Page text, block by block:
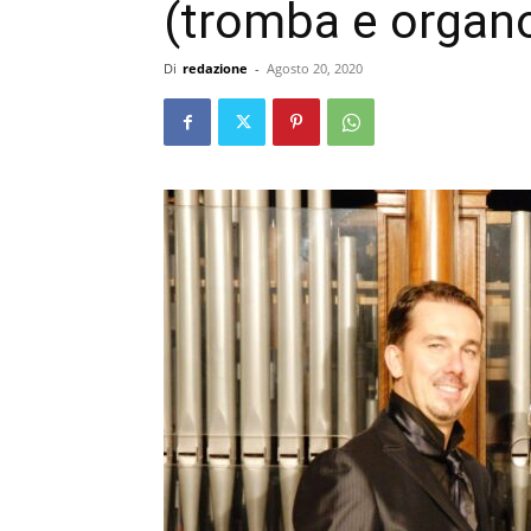
(tromba e
Di redazione - Agosto 20, 2020